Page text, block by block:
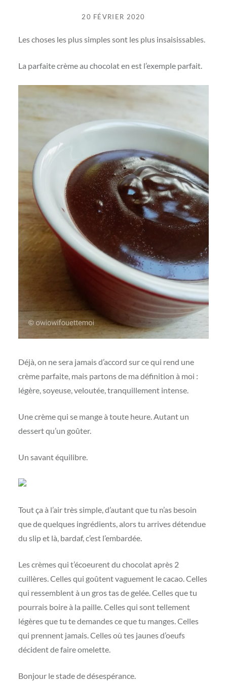
20 FÉVRIER 2020
Les choses les plus simples sont les plus insaisissables.
La parfaite crème au chocolat en est l’exemple parfait.
Déjà, on ne sera jamais d’accord sur ce qui rend une
crème parfaite, mais partons de ma définition à moi :
légère, soyeuse, veloutée, tranquillement intense.
Une crème qui se mange à toute heure. Autant un
dessert qu’un goûter.
Un savant équilibre.
Tout ça à l’air très simple, d’autant que tu n’as besoin
que de quelques ingrédients, alors tu arrives détendue
du slip et là, bardaf, c’est l’embardée.
Les crèmes qui t’écoeurent du chocolat après 2
cuillères. Celles qui goûtent vaguement le cacao. Celles
qui ressemblent à un gros tas de gelée. Celles que tu
pourrais boire à la paille. Celles qui sont tellement
légères que tu te demandes ce que tu manges. Celles
qui prennent jamais. Celles où tes jaunes d’oeufs
décident de faire omelette.
Bonjour le stade de désespérance.